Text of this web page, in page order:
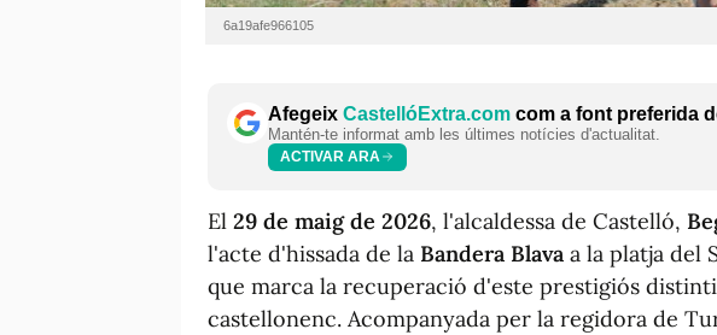
6a19afe966105
Afegeix CastellóExtra.com com a font preferida
Mantén-te informat amb les últimes notícies d'actualitat.
ACTIVAR ARA
El 29 de maig de 2026, l'alcaldessa de Castelló,
l'acte d'hissada de la Bandera Blava a la platja del
que marca la recuperació d'este prestigiós
castellonenc. Acompanyada per la regidora de